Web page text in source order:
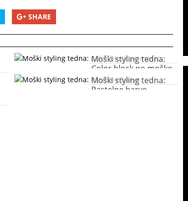
SHARE
Moški styling tedna:
Color block po moško
Moški styling tedna:
Pastelne barve